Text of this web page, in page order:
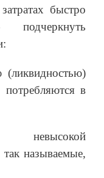
быстро
(ликвидностью)
потребляются в
невысокой
называемые,